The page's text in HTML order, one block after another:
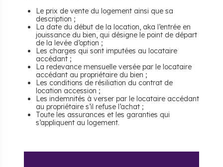
Le prix de vente du logement ainsi que sa
description ;
La date du début de la location, aka l’entrée en
jouissance du bien, qui désigne le point de départ
de la levée d’option ;
Les charges qui sont imputées au locataire
accédant ;
La redevance mensuelle versée par le locataire
accédant au propriétaire du bien ;
Les conditions de résiliation du contrat de
location accession ;
Les indemnités à verser par le locataire accédant
au propriétaire s’il refuse l’achat ;
Toute les assurances et les garanties qui
s’appliquent au logement.